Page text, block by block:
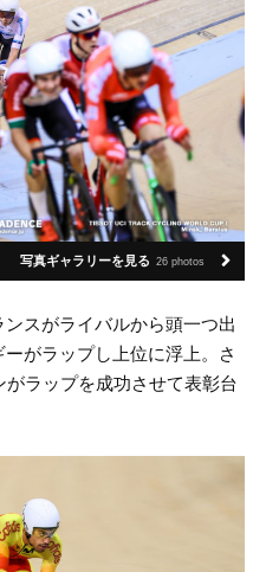
写真ギャラリーを見る 26 photos
スがライバルから頭一つ出
がラップし上位に浮上。さ
ラップを成功させて表彰台